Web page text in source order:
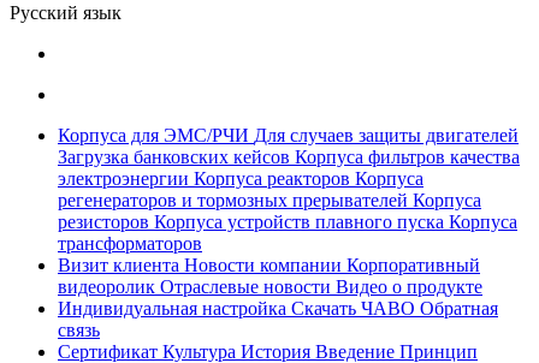
Русский язык
Корпуса для ЭМС/РЧИ Для случаев защиты двигателей
Загрузка банковских кейсов Корпуса фильтров качества
электроэнергии Корпуса реакторов Корпуса
регенераторов и тормозных прерывателей Корпуса
резисторов Корпуса устройств плавного пуска Корпуса
трансформаторов
Визит клиента Новости компании Корпоративный
видеоролик Отраслевые новости Видео о продукте
Индивидуальная настройка Скачать ЧАВО Обратная
связь
Сертификат Культура История Введение Принцип